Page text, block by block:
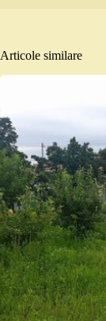
Articole similare